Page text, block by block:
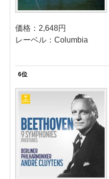
価格：2,648円
レーベル：Columbia
6位